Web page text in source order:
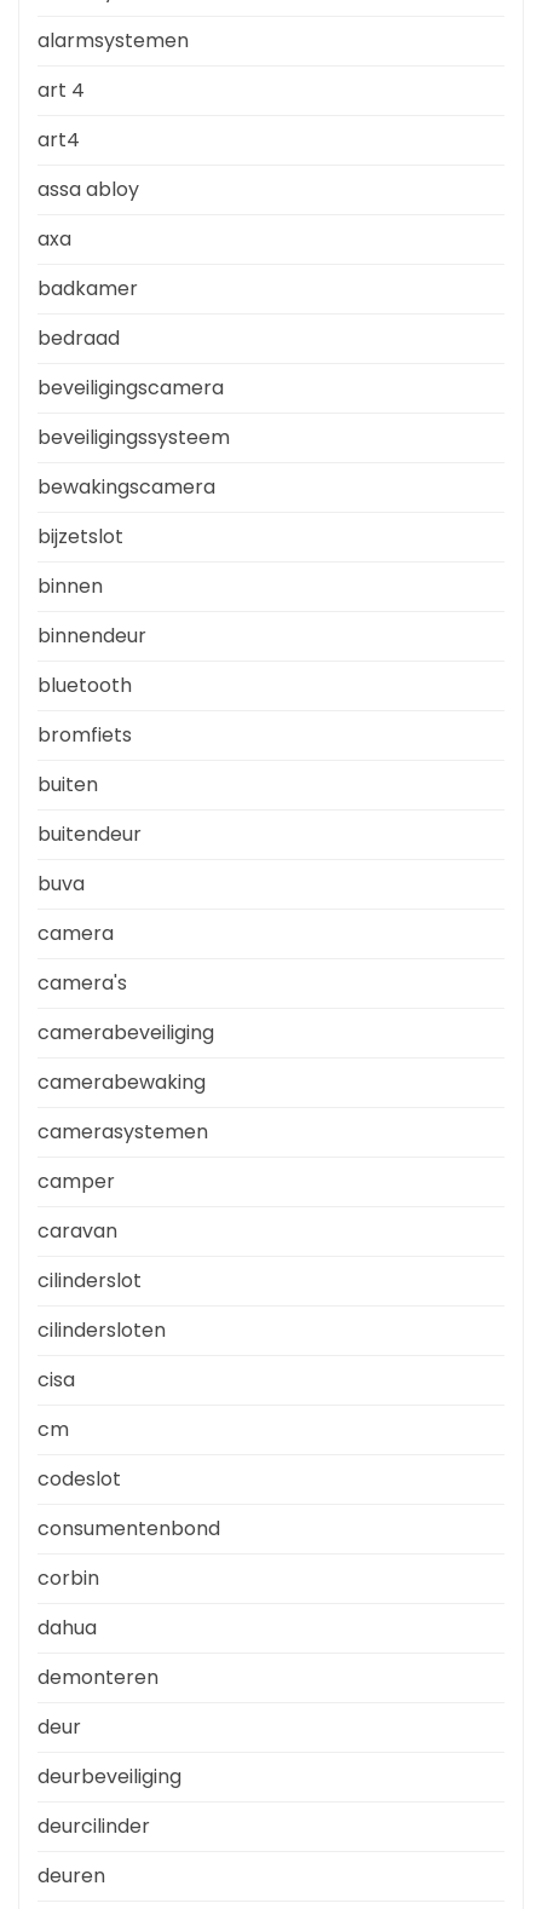
alarmsystemen
art 4
art4
assa abloy
axa
badkamer
bedraad
beveiligingscamera
beveiligingssysteem
bewakingscamera
bijzetslot
binnen
binnendeur
bluetooth
bromfiets
buiten
buitendeur
buva
camera
camera's
camerabeveiliging
camerabewaking
camerasystemen
camper
caravan
cilinderslot
cilindersloten
cisa
cm
codeslot
consumentenbond
corbin
dahua
demonteren
deur
deurbeveiliging
deurcilinder
deuren